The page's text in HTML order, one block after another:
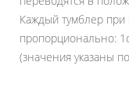
Каждый тумблер при
пропорционально:
(значения указаны